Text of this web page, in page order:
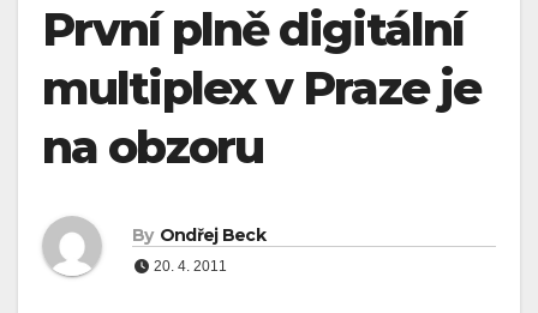
První plně digitální
multiplex v Praze je
na obzoru
By Ondřej Beck
20. 4. 2011